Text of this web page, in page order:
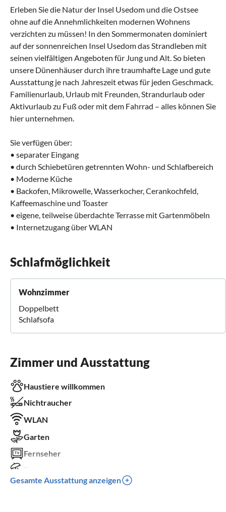
Erleben Sie die Natur der Insel Usedom und die Ostsee
ohne auf die Annehmlichkeiten modernen Wohnens
verzichten zu müssen! In den Sommermonaten dominiert
auf der sonnenreichen Insel Usedom das Strandleben mit
seinen vielfältigen Angeboten für Jung und Alt. So bieten
unsere Dünenhäuser durch ihre traumhafte Lage und gute
Ausstattung je nach Jahreszeit etwas für jeden Geschmack.
Familienurlaub, Urlaub mit Freunden, Strandurlaub oder
Aktivurlaub zu Fuß oder mit dem Fahrrad – alles können Sie
hier unternehmen.
Sie verfügen über:
• separater Eingang
• durch Schiebetüren getrennten Wohn- und Schlafbereich
• Moderne Küche
• Backofen, Mikrowelle, Wasserkocher, Cerankochfeld,
Kaffeemaschine und Toaster
• eigene, teilweise überdachte Terrasse mit Gartenmöbeln
• Internetzugang über WLAN
Schlafmöglichkeit
Wohnzimmer
Doppelbett
Schlafsofa
Zimmer und Ausstattung
Haustiere willkommen
Nichtraucher
WLAN
Garten
Fernseher
Spülmaschine
Gesamte Ausstattung anzeigen